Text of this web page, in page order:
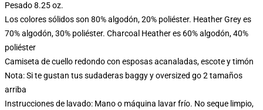
Pesado 8.25 oz.
Los colores sólidos son 80% algodón, 20% poliéster. Heather Grey es
70% algodón, 30% poliéster. Charcoal Heather es 60% algodón, 40%
poliéster
Camiseta de cuello redondo con esposas acanaladas, escote y timón
Nota: Si te gustan tus sudaderas baggy y oversized go 2 tamaños
arriba
Instrucciones de lavado: Mano o máquina lavar frío. No seque limpio,